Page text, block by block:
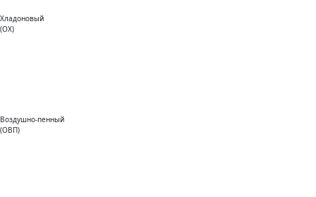
Хладоновый
(ОХ)
Воздушно-пенный
(ОВП)